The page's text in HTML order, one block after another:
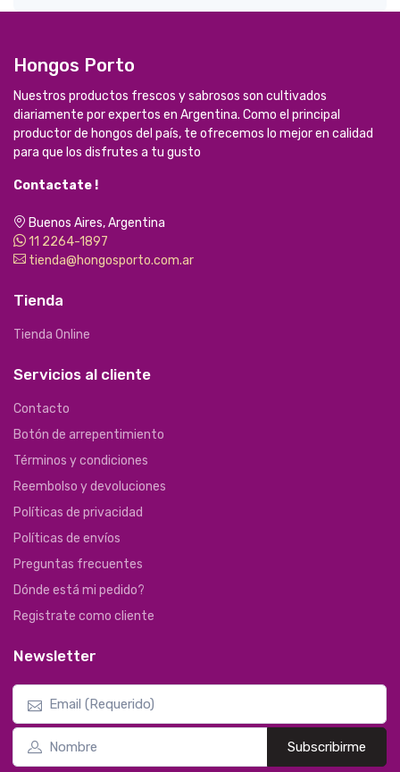
Hongos Porto
Nuestros productos frescos y sabrosos son cultivados
diariamente por expertos en Argentina. Como el principal
productor de hongos del país, te ofrecemos lo mejor en calidad
para que los disfrutes a tu gusto
Contactate !
Buenos Aires, Argentina
11 2264-1897
tienda@hongosporto.com.ar
Tienda
Tienda Online
Servicios al cliente
Contacto
Botón de arrepentimiento
Términos y condiciones
Reembolso y devoluciones
Políticas de privacidad
Políticas de envíos
Preguntas frecuentes
Dónde está mi pedido?
Registrate como cliente
Newsletter
Subscribirme